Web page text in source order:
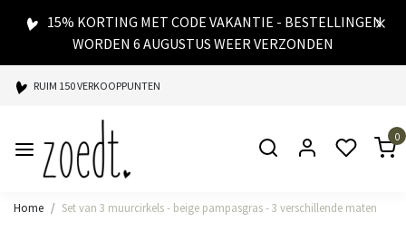
15% KORTING MET CODE VAKANTIE - BESTELLINGEN
WORDEN 6 AUGUSTUS WEER VERZONDEN
RUIM 150 VERKOOPPUNTEN
SPAARPUNTEN BIJ ELKE AANKOOP
SNELLE LEVERING
0
Home Set van 3 muurcirkels - beige pampasgras - 3 verschillende maten